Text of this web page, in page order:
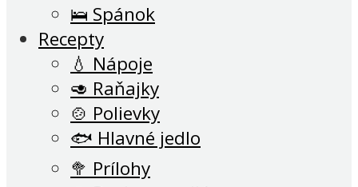
🛌 Spánok
Recepty
💧 Nápoje
🥑 Raňajky
🍲 Polievky
🐟 Hlavné jedlo
🥦 Prílohy